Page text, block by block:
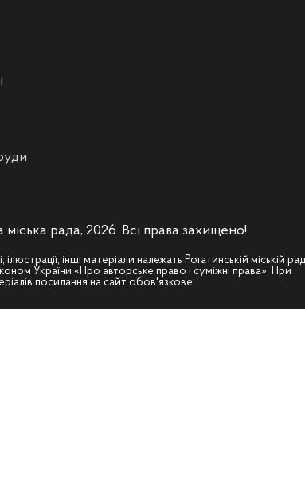
рада, 2026. Всі права захищено!
ілюстрації, інші матеріали належать Рогатинській міській
України «Про авторське право і суміжні права». При
посилання на сайт обов'язкове.